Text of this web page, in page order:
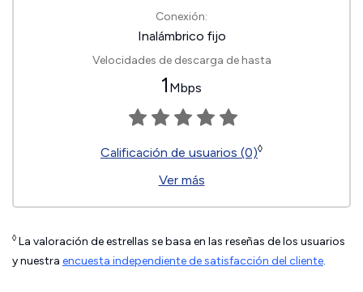
Conexión:
Inalámbrico fijo
Velocidades de descarga de hasta
1 Mbps
Calificación de usuarios (0)◊
Ver más
◊ La valoración de estrellas se basa en las reseñas de los usuarios
y nuestra encuesta independiente de satisfacción del cliente.